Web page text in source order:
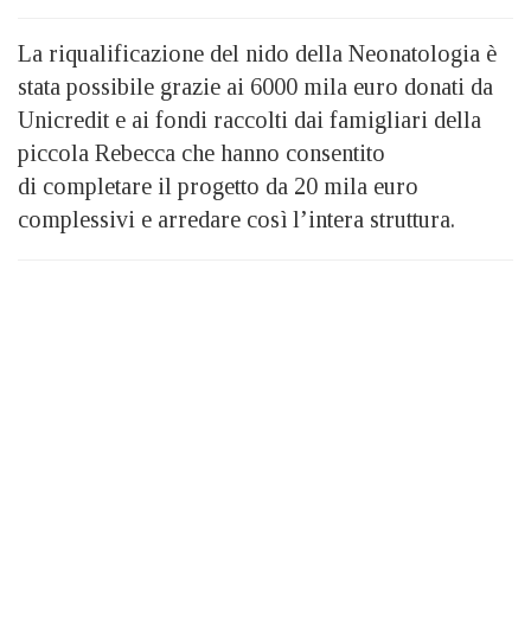
La riqualificazione del nido della Neonatologia è
stata possibile grazie ai 6000 mila euro donati da
Unicredit e ai fondi raccolti dai famigliari della
piccola Rebecca che hanno consentito
di completare il progetto da 20 mila euro
complessivi e arredare così l’intera struttura.